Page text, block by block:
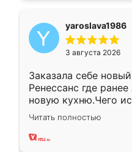
yaroslava1986
3 августа 2026
Заказала себе
Ренессанс где
новую кухню.Чего
вполне довольна.
два года, нареканий
Читать полностью